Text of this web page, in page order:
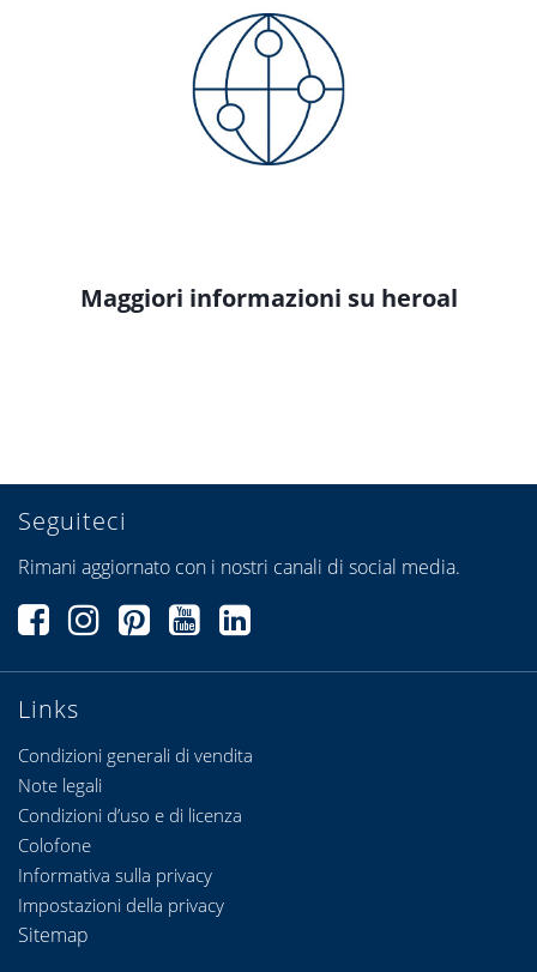
Maggiori informazioni su heroal
Links
Condizioni generali di vendita
Note legali
Condizioni d’uso e di licenza
Seguiteci
Rimani aggiornato con i nostri canali di social media.
Colofone
Informativa sulla privacy
Impostazioni della privacy
Sitemap